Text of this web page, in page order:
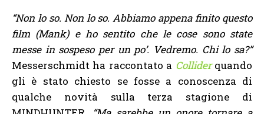
“Non lo so. Non lo so. Abbiamo appena finito questo
film (Mank)e ho sentito che le cose sono state
messe in sospeso per un po’. Vedremo. Chi lo sa?”
Messerschmidt ha raccontato a Colliderquando
gli è stato chiesto se fosse a conoscenza di
qualche novità sulla terza stagione di